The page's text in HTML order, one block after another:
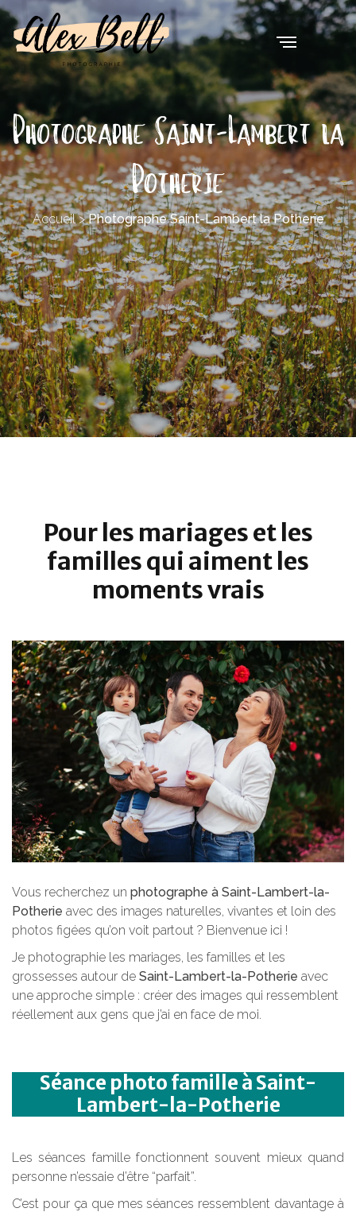
Photographe Saint-Lambert la
Potherie
Accueil>Photographe Saint-Lambert la Potherie
Pour les mariages et les
familles qui aiment les
moments vrais
Vous recherchez un photographe à Saint-Lambert-la-
Potherie avec des images naturelles, vivantes et loin des
photos figées qu’on voit partout ? Bienvenue ici !
Je photographie les mariages, les familles et les
grossesses autour de Saint-Lambert-la-Potherie avec
une approche simple : créer des images qui ressemblent
réellement aux gens que j’ai en face de moi.
Séance photo famille à Saint-
Lambert-la-Potherie
Les séances famille fonctionnent souvent mieux quand
personne n’essaie d’être “parfait”.
C’est pour ça que mes séances ressemblent davantage à